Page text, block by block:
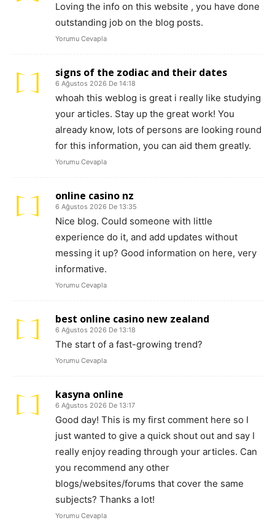
Loving the info on this website , you have done
outstanding job on the blog posts.
Yorumu Cevapla
signs of the zodiac and their dates
6 Ağustos 2026 De 14:18
whoah this weblog is great i really like studying
your articles. Stay up the great work! You
already know, lots of persons are looking round
for this information, you can aid them greatly.
Yorumu Cevapla
online casino nz
6 Ağustos 2026 De 13:35
Nice blog. Could someone with little
experience do it, and add updates without
messing it up? Good information on here, very
informative.
Yorumu Cevapla
best online casino new zealand
6 Ağustos 2026 De 13:18
The start of a fast-growing trend?
Yorumu Cevapla
kasyna online
6 Ağustos 2026 De 13:17
Good day! This is my first comment here so I
just wanted to give a quick shout out and say I
really enjoy reading through your articles. Can
you recommend any other
blogs/websites/forums that cover the same
subjects? Thanks a lot!
Yorumu Cevapla